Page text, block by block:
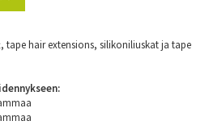
hair extensions, silikoniliuskat ja tape